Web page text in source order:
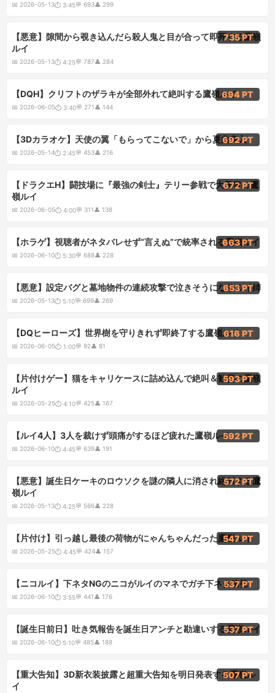
📅 2026-05-13⏱ 3:45💬 693👤 299
4:25
【悪意】隙間から覗き込んだら殺人鬼と目が合って即死する鷹嶺
ルイ
📅 2026-05-13⏱ 4:25💬 787👤 284
735 PT
3:40
【DQH】クリフトのザラキが全部外れて絶叫する鷹嶺ルイ
📅 2026-06-05⏱ 3:40💬 271👤 144
694 PT
2:45
【3Dカラオケ】天使の翼「もらってこないで」から夏曲突入
📅 2026-05-14⏱ 2:45💬 453👤 216
692 PT
4:00
【ドラクエH】闘技場に『最強の剣士』テリー参戦で大興奮の鷹
嶺ルイ
📅 2026-06-05⏱ 4:00💬 311👤 138
672 PT
5:30
【ホラゲ】視聴者がネタバレせず“言えぬ”で統率される鷹嶺ルイ
📅 2026-06-10⏱ 5:30💬 688👤 228
663 PT
5:10
【悪意】設定バグと墓地物件の連続攻撃で泣きそうになるルイ姉
📅 2026-05-13⏱ 5:10💬 699👤 269
653 PT
1:00
【DQヒーローズ】世界樹を守りきれず即終了する鷹嶺ルイ
📅 2026-06-05⏱ 1:00💬 92👤 81
616 PT
4:10
【片付けゲー】猫をキャリケースに詰め込んで絶叫＆歓喜の鷹嶺
ルイ
📅 2026-05-25⏱ 4:10💬 425👤 167
593 PT
4:45
【ルイ4人】3人を裁けず頭痛がするほど疲れた鷹嶺ルイ
📅 2026-06-10⏱ 4:45💬 639👤 191
592 PT
4:25
【悪意】誕生日ケーキのロウソクを謎の隣人に消され絶叫する鷹
嶺ルイ
📅 2026-05-13⏱ 4:25💬 566👤 228
572 PT
4:45
【片付け】引っ越し最後の荷物がにゃんちゃんだった鷹嶺ルイ
📅 2026-05-25⏱ 4:45💬 424👤 157
547 PT
3:55
【ニコルイ】下ネタNGのニコがルイのマネでガチ下ネタ連発
📅 2026-06-10⏱ 3:55💬 441👤 176
537 PT
5:10
【誕生日前日】吐き気報告を誕生日アンチと勘違いする鷹嶺ルイ
📅 2026-06-10⏱ 5:10💬 485👤 188
537 PT
2:25
【重大告知】3D新衣装披露と超重大告知を明日発表する鷹嶺ル
イ
507 PT